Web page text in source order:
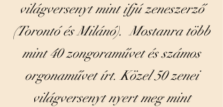
világversenyt mint ifjú zeneszerző
(Torontó és Milánó). Mostanra több
mint 40 zongoraművet és számos
orgonaművet írt. Közel 50 zenei
világversenyt nyert meg mint